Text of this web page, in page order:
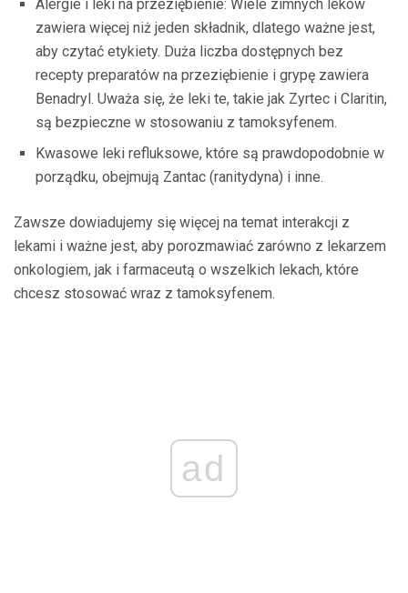
Alergie i leki na przeziębienie: Wiele zimnych leków
zawiera więcej niż jeden składnik, dlatego ważne jest,
aby czytać etykiety. Duża liczba dostępnych bez
recepty preparatów na przeziębienie i grypę zawiera
Benadryl. Uważa się, że leki te, takie jak Zyrtec i Claritin,
są bezpieczne w stosowaniu z tamoksyfenem.
Kwasowe leki refluksowe, które są prawdopodobnie w
porządku, obejmują Zantac (ranitydyna) i inne.
Zawsze dowiadujemy się więcej na temat interakcji z
lekami i ważne jest, aby porozmawiać zarówno z lekarzem
onkologiem, jak i farmaceutą o wszelkich lekach, które
chcesz stosować wraz z tamoksyfenem.
ad